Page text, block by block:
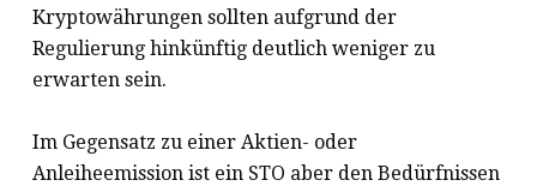
Kryptowährungen sollten aufgrund der
Regulierung hinkünftig deutlich weniger zu
erwarten sein.
Im Gegensatz zu einer Aktien- oder
Anleiheemission ist ein STO aber den Bedürfnissen